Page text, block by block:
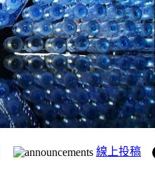
線上投稿